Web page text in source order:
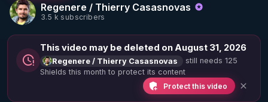
Regenere / Thierry Casasnovas
3.5 k subscribers
This video may be deleted on August 31, 2026
Regenere / Thierry Casasnovas
still needs 125
Shields this month to protect its content
Protect this video